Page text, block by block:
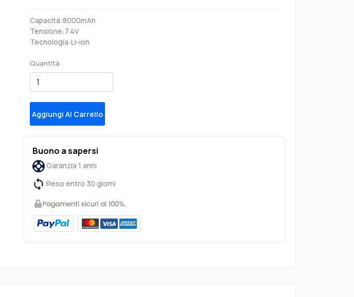
Capacità:8000mAh
Tensione:7.4V
Tecnologia:Li-ion
Quantità
Aggiungi Al Carrello
Buono a sapersi
Garanzia 1 anni
Reso entro 30 giorni